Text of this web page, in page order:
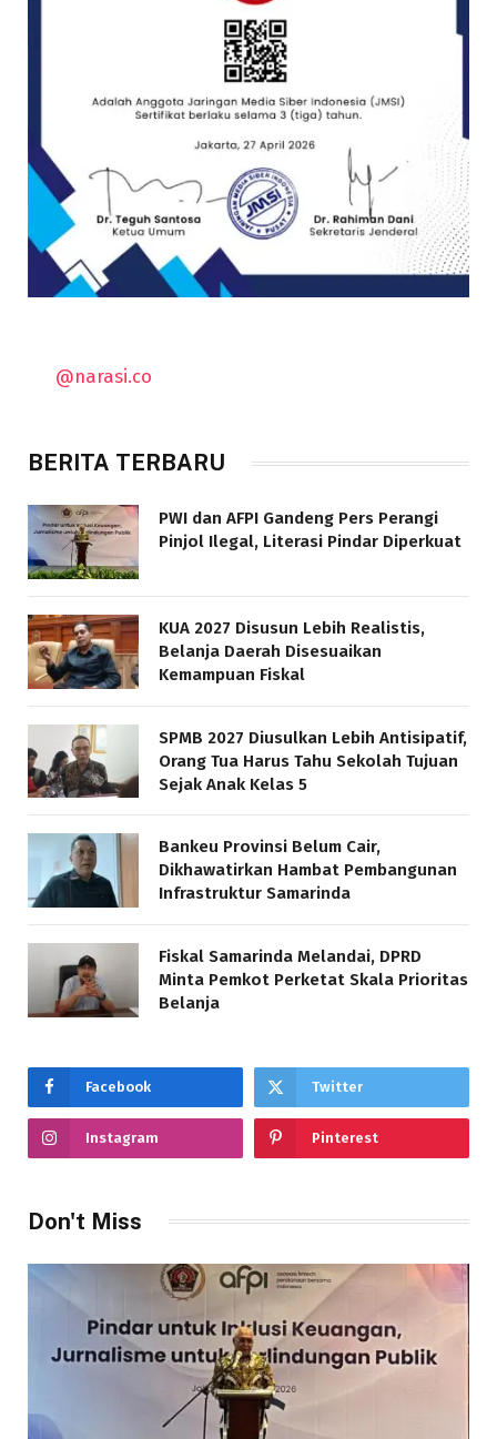
@narasi.co
BERITA TERBARU
PWI dan AFPI Gandeng Pers Perangi
Pinjol Ilegal, Literasi Pindar Diperkuat
KUA 2027 Disusun Lebih Realistis,
Belanja Daerah Disesuaikan
Kemampuan Fiskal
SPMB 2027 Diusulkan Lebih Antisipatif,
Orang Tua Harus Tahu Sekolah Tujuan
Sejak Anak Kelas 5
Bankeu Provinsi Belum Cair,
Dikhawatirkan Hambat Pembangunan
Infrastruktur Samarinda
Fiskal Samarinda Melandai, DPRD
Minta Pemkot Perketat Skala Prioritas
Belanja
Facebook Twitter
Instagram Pinterest
Don't Miss